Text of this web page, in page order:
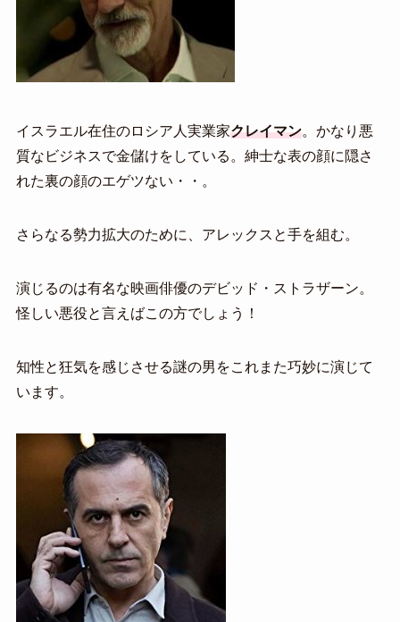
イスラエル在住のロシア人実業家クレイマン。かなり悪
質なビジネスで金儲けをしている。紳士な表の顔に隠さ
れた裏の顔のエゲツない・・。
さらなる勢力拡大のために、アレックスと手を組む。
演じるのは有名な映画俳優のデビッド・ストラザーン。
怪しい悪役と言えばこの方でしょう！
知性と狂気を感じさせる謎の男をこれまた巧妙に演じて
います。